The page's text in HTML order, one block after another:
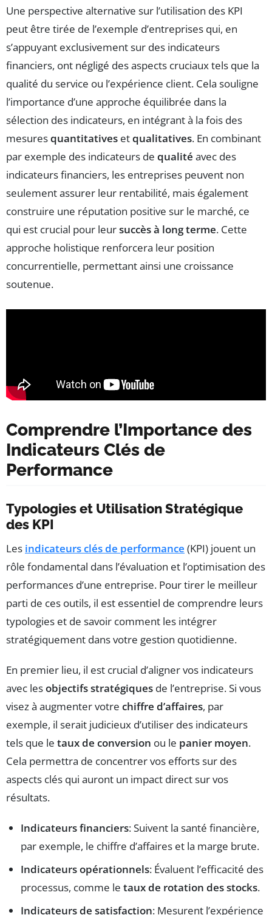
Une perspective alternative sur l’utilisation des KPI
peut être tirée de l’exemple d’entreprises qui, en
s’appuyant exclusivement sur des indicateurs
financiers, ont négligé des aspects cruciaux tels que la
qualité du service ou l’expérience client. Cela souligne
l’importance d’une approche équilibrée dans la
sélection des indicateurs, en intégrant à la fois des
mesuresquantitatives etqualitatives. En combinant
par exemple des indicateurs de qualité avec des
indicateurs financiers, les entreprises peuvent non
seulement assurer leur rentabilité, mais également
construire une réputation positive sur le marché, ce
qui est crucial pour leursuccès à long terme. Cette
approche holistique renforcera leur position
concurrentielle, permettant ainsi une croissance
soutenue.
Comprendre l’Importance des
Indicateurs Clés de
Performance
Typologies et Utilisation Stratégique
des KPI
Les indicateurs clés de performance (KPI) jouent un
rôle fondamental dans l’évaluation et l’optimisation des
performances d’une entreprise. Pour tirer le meilleur
parti de ces outils, il est essentiel de comprendre leurs
typologies et de savoir comment les intégrer
stratégiquement dans votre gestion quotidienne.
En premier lieu, il est crucial d’aligner vos indicateurs
avec lesobjectifs stratégiques de l’entreprise. Si vous
visez à augmenter votre chiffre d’affaires, par
exemple, il serait judicieux d’utiliser des indicateurs
tels que le taux de conversion ou le panier moyen.
Cela permettra de concentrer vos efforts sur des
aspects clés qui auront un impact direct sur vos
résultats.
Indicateurs financiers: Suivent la santé financière,
par exemple, le chiffre d’affaires et la marge brute.
Indicateurs opérationnels: Évaluent l’efficacité des
processus, comme le taux de rotation des stocks.
Indicateurs de satisfaction: Mesurent l’expérience